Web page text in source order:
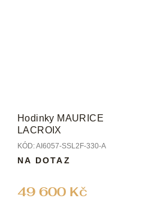
Hodinky MAURICE
LACROIX
KÓD:AI6057-SSL2F-330-A
49 600 Kč
NA DOTAZ